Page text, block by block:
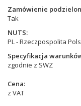
Zamówienie
Tak
NUTS
PL - Rzeczpospolita
Specyfikacja
zgodnie z SWZ
Cena
z VAT